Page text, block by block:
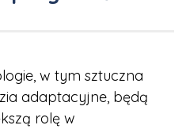
w tym sztuczna
adaptacyjne, będą
rolę w